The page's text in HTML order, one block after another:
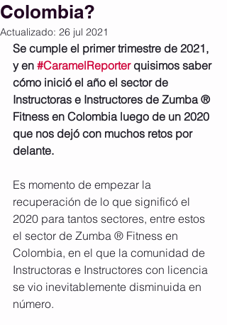
Colombia?
Actualizado: 26 jul 2021
Se cumple el primer trimestre de 2021,
y en #CaramelReporter quisimos saber
cómo inició el año el sector de
Instructoras e Instructores de Zumba ®
Fitness en Colombia luego de un 2020
que nos dejó con muchos retos por
delante.
Es momento de empezar la
recuperación de lo que significó el
2020 para tantos sectores, entre estos
el sector de Zumba ® Fitness en
Colombia, en el que la comunidad de
Instructoras e Instructores con licencia
se vio inevitablemente disminuida en
número.